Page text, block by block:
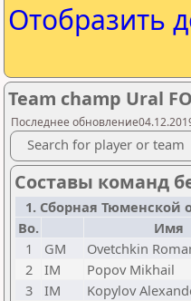
Отобразить
Team champ Ural
Последнее
Search for player or team
Составы команд
1. Сборная Тюменской
Bo.
Имя
1
GM Ovetchkin
2
IM Popov Mikhail
3
IM Kopylov